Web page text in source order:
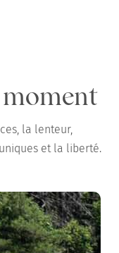
moment
la lenteur,
et la liberté.